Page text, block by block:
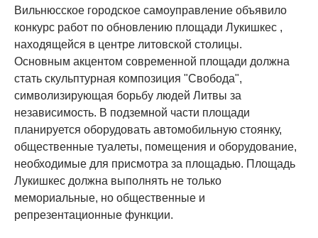
Вильнюсское городское самоуправление объявило
конкурс работ по обновлению площади Лукишкес ,
находящейся в центре литовской столицы.
Основным акцентом современной площади должна
стать скульптурная композиция "Свобода",
символизирующая борьбу людей Литвы за
независимость. В подземной части площади
планируется оборудовать автомобильную стоянку,
общественные туалеты, помещения и оборудование,
необходимые для присмотра за площадью. Площадь
Лукишкес должна выполнять не только
мемориальные, но общественные и
репрезентационные функции.